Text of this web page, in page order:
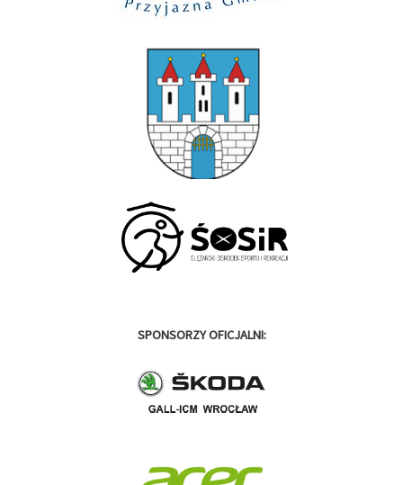
SPONSORZY OFICJALNI: